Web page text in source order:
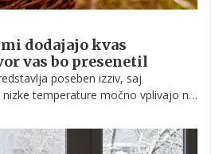
dodajajo kvas
vas bo presenetil
poseben izziv, saj
temperature močno vplivajo na
ali celo popolnoma preneha.